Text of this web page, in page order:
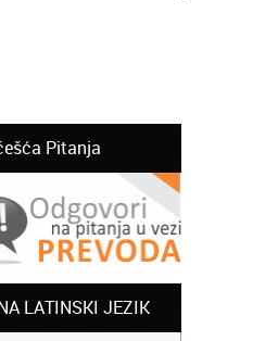
Pitanja
LATINSKI JEZIK